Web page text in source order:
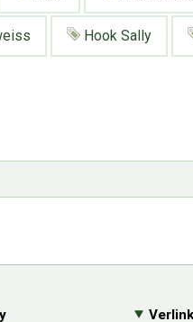
Hook Sally